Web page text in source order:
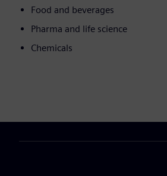
Food and beverages
Pharma and life science
Chemicals